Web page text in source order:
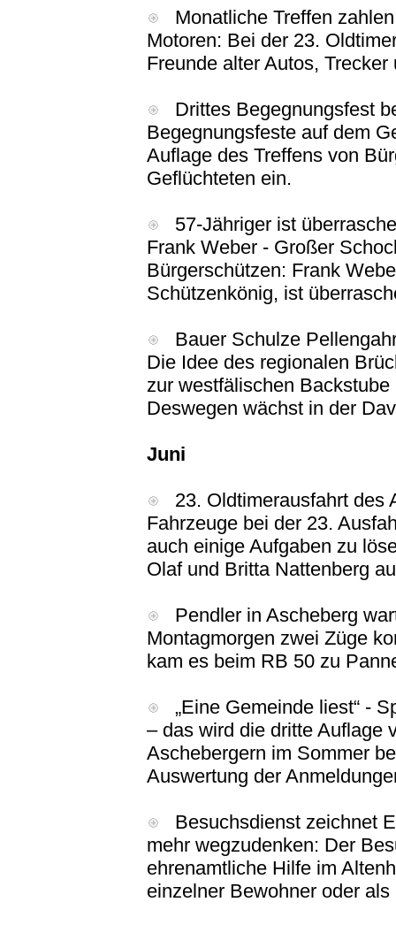
Monatliche Treffen
Motoren: Bei der 23.
Freunde alter Autos,
Drittes Begegnungsfest
Begegnungsfeste auf dem
Auflage des Treffens von
Geflüchteten ein.
57-Jähriger ist
Frank Weber - Großer
Bürgerschützen: Frank
Schützenkönig, ist
Bauer Schulze
Die Idee des regionalen
zur westfälischen
Deswegen wächst in der
Juni
23. Oldtimerausfahrt des
Fahrzeuge bei der 23.
auch einige Aufgaben zu
Olaf und Britta Nattenberg
Pendler in Ascheberg
Montagmorgen zwei Züge
kam es beim RB 50 zu
„Eine Gemeinde liest“ -
– das wird die dritte Auflage
Aschebergern im Sommer
Auswertung der
Besuchsdienst zeichnet
mehr wegzudenken: Der
ehrenamtliche Hilfe im
einzelner Bewohner oder